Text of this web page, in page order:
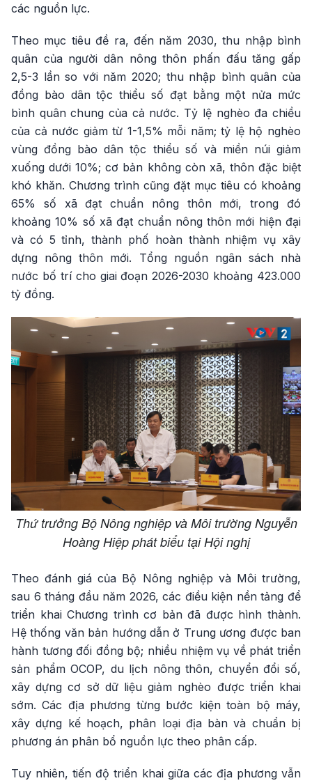
các nguồn lực.
Theo mục tiêu đề ra, đến năm 2030, thu nhập bình
quân của người dân nông thôn phấn đấu tăng gấp
2,5-3 lần so với năm 2020; thu nhập bình quân của
đồng bào dân tộc thiểu số đạt bằng một nửa mức
bình quân chung của cả nước. Tỷ lệ nghèo đa chiều
của cả nước giảm từ 1-1,5% mỗi năm; tỷ lệ hộ nghèo
vùng đồng bào dân tộc thiểu số và miền núi giảm
xuống dưới 10%; cơ bản không còn xã, thôn đặc biệt
khó khăn. Chương trình cũng đặt mục tiêu có khoảng
65% số xã đạt chuẩn nông thôn mới, trong đó
khoảng 10% số xã đạt chuẩn nông thôn mới hiện đại
và có 5 tỉnh, thành phố hoàn thành nhiệm vụ xây
dựng nông thôn mới. Tổng nguồn ngân sách nhà
nước bố trí cho giai đoạn 2026-2030 khoảng 423.000
tỷ đồng.
Thứ trưởng Bộ Nông nghiệp và Môi trường Nguyễn
Hoàng Hiệp phát biểu tại Hội nghị
Theo đánh giá của Bộ Nông nghiệp và Môi trường,
sau 6 tháng đầu năm 2026, các điều kiện nền tảng để
triển khai Chương trình cơ bản đã được hình thành.
Hệ thống văn bản hướng dẫn ở Trung ương được ban
hành tương đối đồng bộ; nhiều nhiệm vụ về phát triển
sản phẩm OCOP, du lịch nông thôn, chuyển đổi số,
xây dựng cơ sở dữ liệu giảm nghèo được triển khai
sớm. Các địa phương từng bước kiện toàn bộ máy,
xây dựng kế hoạch, phân loại địa bàn và chuẩn bị
phương án phân bổ nguồn lực theo phân cấp.
Tuy nhiên, tiến độ triển khai giữa các địa phương vẫn